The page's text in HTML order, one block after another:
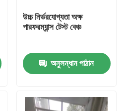
উচ্চ নির্ভরযোগ্যতা অক্ষ
পারফরম্যান্স টেস্ট বেঞ্চ
অনুসন্ধান পাঠান